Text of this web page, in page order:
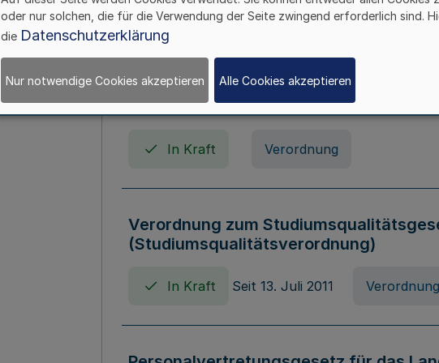
In Kraft Seit 01. April 2008 Gesetz
Verordnung über Beihilfen in Geburts-
Todesfällen (Beihilfenverordnung NRW
In Kraft Verordnung
Verordnung zum
(Studiumsqualitätsverordnung)
In Kraft Seit 13. Juli 2011 Verordnung
oder nur solchen, die für die Verwendung der Seite zwingend erforderlich sind.
die Datenschutzerklärung
Nur notwendige Cookies akzeptieren Alle Cookies akzeptieren